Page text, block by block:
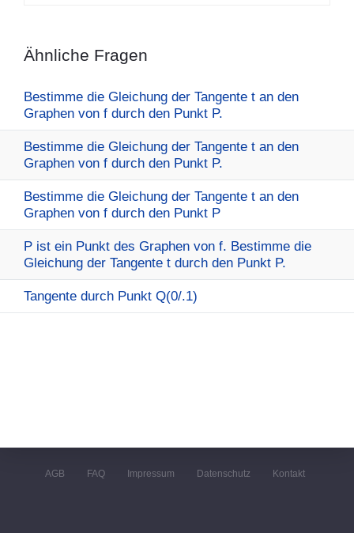
Ähnliche Fragen
Bestimme die Gleichung der Tangente t an den
Graphen von f durch den Punkt P.
Bestimme die Gleichung der Tangente t an den
Graphen von f durch den Punkt P.
Bestimme die Gleichung der Tangente t an den
Graphen von f durch den Punkt P
P ist ein Punkt des Graphen von f. Bestimme die
Gleichung der Tangente t durch den Punkt P.
Tangente durch Punkt Q(0/.1)
AGB FAQ Impressum Datenschutz Kontakt